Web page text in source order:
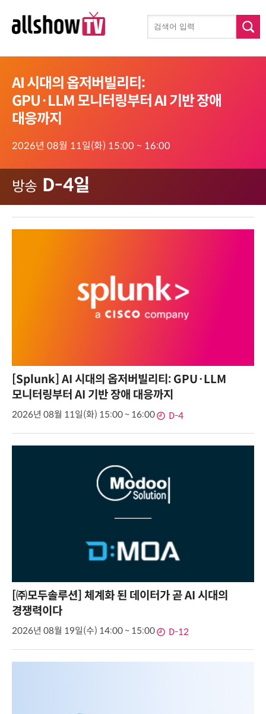
방송 D-4일
AI 시대의 옵저버빌리티:
GPU·LLM 모니터링부터 AI 기반 장애
대응까지
2026년 08월 11일(화) 15:00 ~ 16:00
[Splunk] AI 시대의 옵저버빌리티: GPU·LLM
모니터링부터 AI 기반 장애 대응까지
2026년 08월 11일(화) 15:00 ~ 16:00 D-4
[㈜모두솔루션] 체계화 된 데이터가 곧 AI 시대의
경쟁력이다
2026년 08월 19일(수) 14:00 ~ 15:00 D-12